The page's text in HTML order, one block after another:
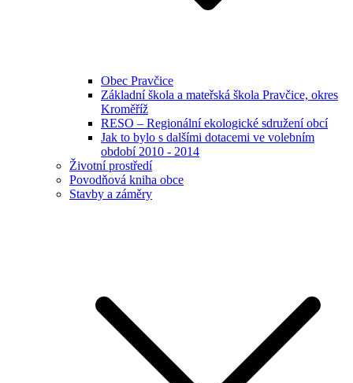
Obec Pravčice
Základní škola a mateřská škola Pravčice, okres
Kroměříž
RESO – Regionální ekologické sdružení obcí
Jak to bylo s dalšími dotacemi ve volebním
období 2010 - 2014
Životní prostředí
Povodňová kniha obce
Stavby a záměry